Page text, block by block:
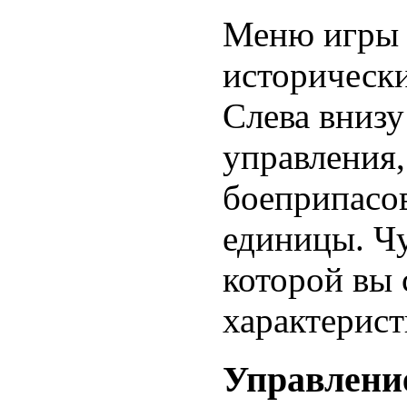
Меню игры
Слева
единицы.
которой вы